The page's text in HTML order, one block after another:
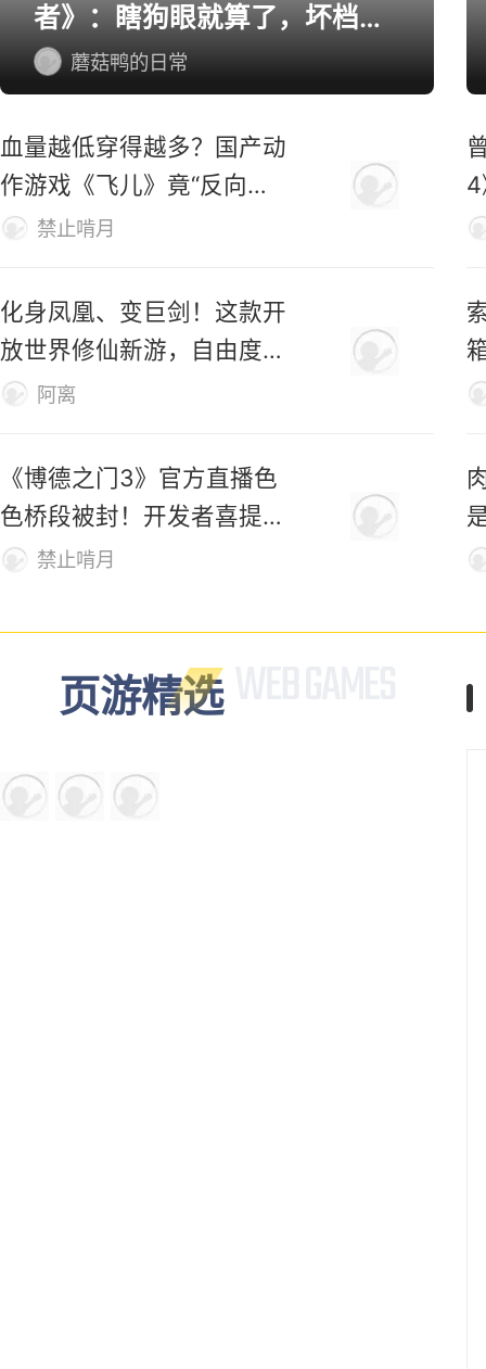
者》：瞎狗眼就算了，坏档算
怎么个事！
蘑菇鸭的日常
血量越低穿得越多？国产动
作游戏《飞儿》竟“反向爆
衣” 禁止啃月
4
化身凤凰、变巨剑！这款开
放世界修仙新游，自由度有
够野！
阿离
《博德之门3》官方直播色
色桥段被封！开发者喜提荣
誉勋章禁止啃月
页游精选